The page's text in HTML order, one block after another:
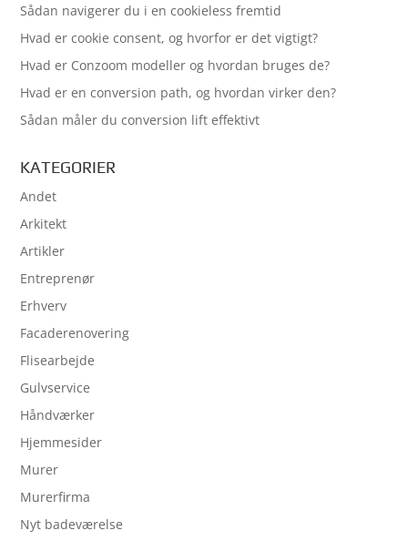
Sådan navigerer du i en cookieless fremtid
Hvad er cookie consent, og hvorfor er det vigtigt?
Hvad er Conzoom modeller og hvordan bruges de?
Hvad er en conversion path, og hvordan virker den?
Sådan måler du conversion lift effektivt
KATEGORIER
Andet
Arkitekt
Artikler
Entreprenør
Erhverv
Facaderenovering
Flisearbejde
Gulvservice
Håndværker
Hjemmesider
Murer
Murerfirma
Nyt badeværelse